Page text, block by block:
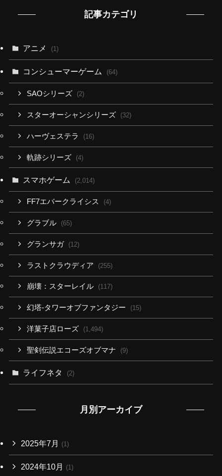
記事カテゴリ
アニメ (1)
コンシューマーゲーム (64)
SAOシリーズ (2)
スターオーシャンシリーズ (32)
ハーヴェステラ (16)
軌跡シリーズ (4)
スマホゲーム (2,014)
FF7エバークライシス (4)
グラブル (65)
グランサガ (12)
ラストクラウディア (255)
崩壊：スターレイル (117)
幻塔-タワーオブファンタジー (15)
洋菓子店ローズ (1,494)
聖剣伝説エコーズオブマナ (9)
ライフネタ (2)
月別アーカイブ
2025年7月 (1)
2024年10月 (1)